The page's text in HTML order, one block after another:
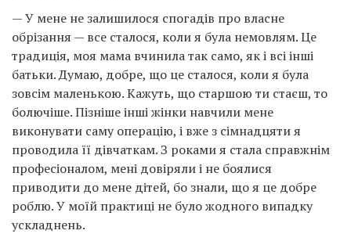
— У мене не залишилося спогадів про власне
обрізання — все сталося, коли я була немовлям. Це
традиція, моя мама вчинила так само, як і всі інші
батьки. Думаю, добре, що це сталося, коли я була
зовсім маленькою. Кажуть, що старшою ти стаєш, то
болючіше. Пізніше інші жінки навчили мене
виконувати саму операцію, і вже з сімнадцяти я
проводила її дівчаткам. З роками я стала справжнім
професіоналом, мені довіряли і не боялися
приводити до мене дітей, бо знали, що я це добре
роблю. У моїй практиці не було жодного випадку
ускладнень.